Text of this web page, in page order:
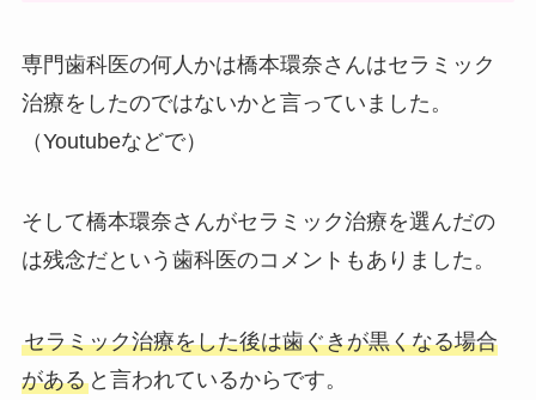
専門歯科医の何人かは橋本環奈さんはセラミック
治療をしたのではないかと言っていました。
（Youtubeなどで）
そして橋本環奈さんがセラミック治療を選んだの
は残念だという歯科医のコメントもありました。
セラミック治療をした後は歯ぐきが黒くなる場合
があると言われているからです。